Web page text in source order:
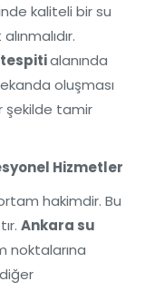
kaliteli bir su
alanında
oluşması
şekilde tamir
Hizmetler
hakimdir. Bu
Ankara su
noktalarına